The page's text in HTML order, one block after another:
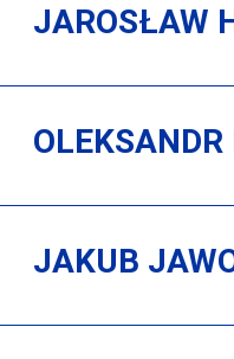
JAROSŁAW
OLEKSANDR
JAKUB